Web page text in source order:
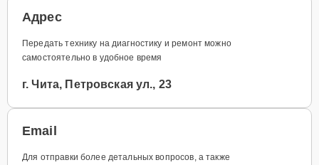
Адрес
Передать технику на диагностику и ремонт можно
самостоятельно в удобное время
г. Чита, Петровская ул., 23
Email
Для отправки более детальных вопросов, а также